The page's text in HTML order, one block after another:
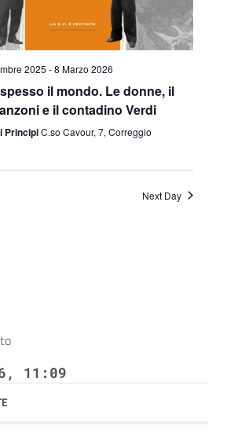
2025 -8 Marzo 2026
il mondo. Le donne, il
e il contadino Verdi
PrincipiC.so Cavour, 7, Correggio
Next Day
11:09